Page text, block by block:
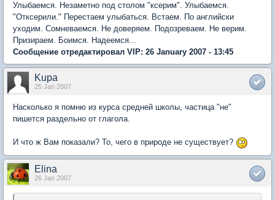
Улыбаемся. Незаметно под столом "ксерим". Улыбаемся.
"Отксерили." Перестаем улыбаться. Встаем. По английски
уходим. Сомневаемся. Не доверяем. Подозреваем. Не верим.
Призираем. Боимся. Надеемся...
Сообщение отредактировал VIP: 26 January 2007 - 13:45
Kupa
25 Jan 2007
Насколько я помню из курса средней школы, частица "не"
пишется раздельно от глагола.
И что ж Вам показали? То, чего в природе не существует?
Elina
26 Jan 2007